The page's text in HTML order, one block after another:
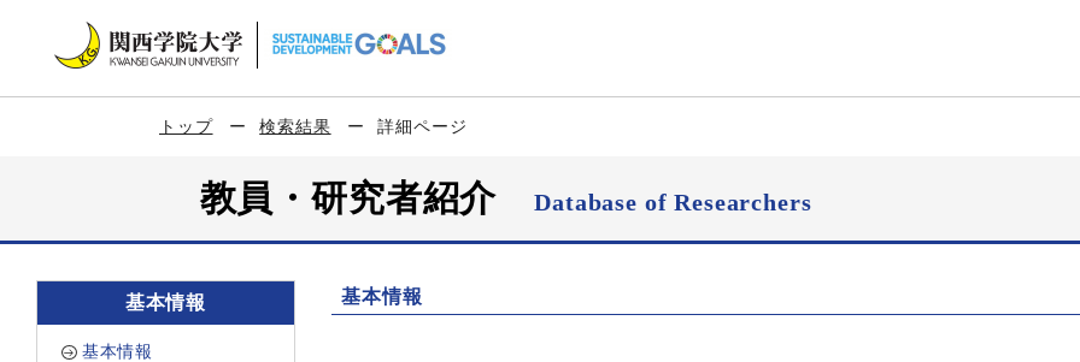
トップ 検索結果 詳細ページ
教員・研究者紹介Database of Researchers
基本情報
基本情報
基本情報